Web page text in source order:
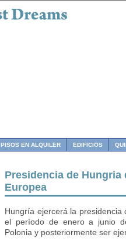
PISOS EN ALQUILER EDIFICIOS
Presidencia de
Europea
Hungría ejercerá la
el período de enero a junio
Polonia y posteriormente ser